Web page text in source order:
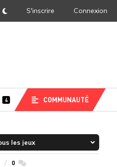
DarkMode
S'inscrire Connexion
4 COMMUNAUTÉ
0commentaires